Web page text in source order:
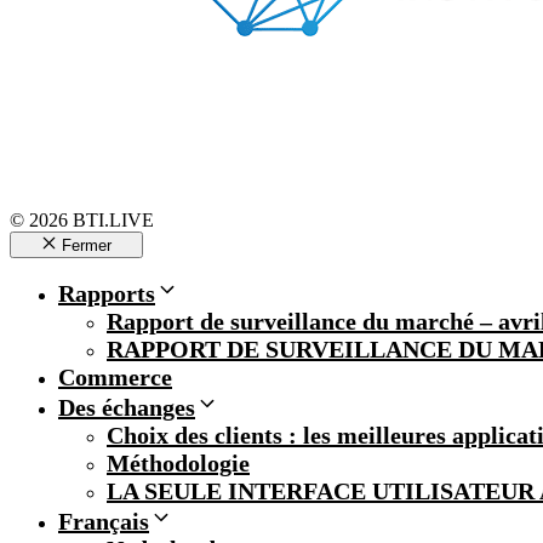
© 2026 BTI.LIVE
Fermer
Rapports
Rapport de surveillance du marché –
RAPPORT DE SURVEILLANCE DU
Commerce
Des échanges
Choix des clients : les meilleures
Méthodologie
LA SEULE INTERFACE UTILISATEUR
Français